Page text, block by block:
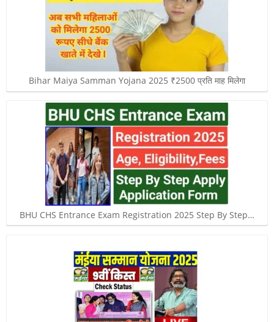
Bihar Maiya Samman Yojana 2025 ₹2500 प्रति माह मिलेगा
BHU CHS Entrance Exam Registration 2025 Step By Step…